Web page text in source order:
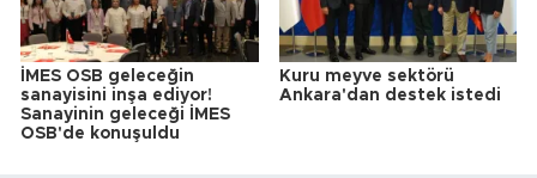
İMES OSB geleceğin
sanayisini inşa ediyor!
Sanayinin geleceği İMES
OSB'de konuşuldu
Kuru meyve sektörü
Ankara'dan destek istedi